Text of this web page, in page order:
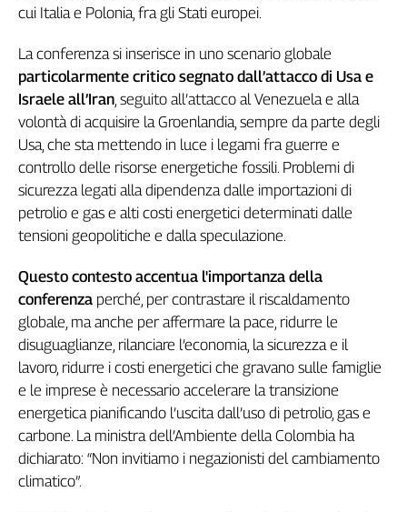
Play
Collettiva
Talk
La
settimana
Collettiva
Il
Sassolino
Linea
Economica
It
Easy
Inserti
Idea
Diffusa
InFlai
cui Italia e Polonia, fra gli Stati europei.
La conferenza si inserisce in uno scenario globale
particolarmente critico segnato dall’attacco di Usa e
Israele all’Iran, seguito all’attacco al Venezuela e alla
volontà di acquisire la Groenlandia, sempre da parte degli
Usa, che sta mettendo in luce i legami fra guerre e
controllo delle risorse energetiche fossili. Problemi di
sicurezza legati alla dipendenza dalle importazioni di
petrolio e gas e alti costi energetici determinati dalle
tensioni geopolitiche e dalla speculazione.
Questo contesto accentua l'importanza della
conferenza perché, per contrastare il riscaldamento
globale, ma anche per affermare la pace, ridurre le
disuguaglianze, rilanciare l’economia, la sicurezza e il
lavoro, ridurre i costi energetici che gravano sulle famiglie
e le imprese è necessario accelerare la transizione
energetica pianificando l’uscita dall’uso di petrolio, gas e
carbone. La ministra dell’Ambiente della Colombia ha
dichiarato: “Non invitiamo i negazionisti del cambiamento
climatico”.